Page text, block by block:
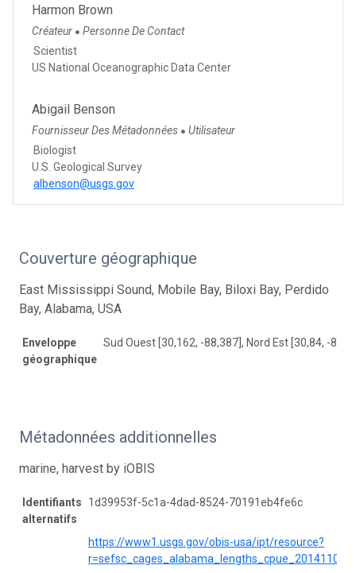
Harmon Brown
Créateur ● Personne De Contact
Scientist
US National Oceanographic Data Center
Abigail Benson
Fournisseur Des Métadonnées ● Utilisateur
Biologist
U.S. Geological Survey
albenson@usgs.gov
Couverture géographique
East Mississippi Sound, Mobile Bay, Biloxi Bay, Perdido
Bay, Alabama, USA
Enveloppe
géographique
Sud Ouest [30,162, -88,387], Nord Est [30,84, -
Métadonnées additionnelles
marine, harvest by iOBIS
Identifiants
alternatifs
1d39953f-5c1a-4dad-8524-70191eb4fe6c
https://www1.usgs.gov/obis-usa/ipt/resource?
r=sefsc_cages_alabama_lengths_cpue_20141103